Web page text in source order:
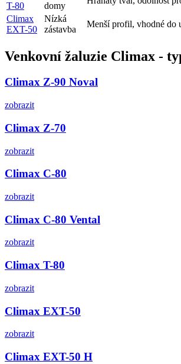
T-80 domy
Climax
EXT-50
Nízká
zástavba
Menší profil, vhodné do
Venkovní žaluzie Climax -
Climax Z-90 Noval
zobrazit
Climax Z-70
zobrazit
Climax C-80
zobrazit
Climax C-80 Vental
zobrazit
Climax T-80
zobrazit
Climax EXT-50
zobrazit
Climax EXT-50 H